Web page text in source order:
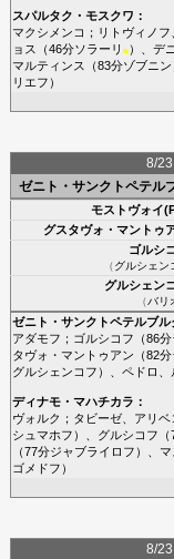
スパルタク・モスクワ ：
マクシメンコ ； リトヴィノフ
ョス
（46分ソラーリ ■）、 デ
マルティンス
（83分ゾブニン
リエフ ）
8/23
ゼニト・サンクトペテル
モストヴォイ
グスタヴォ・マントゥ
ゴルシ
（グルシェン
グルシェン
（バリ
ゼニト・サンクトペテルブル
アダモフ ； ゴルシコフ （86分
タヴォ・マントゥアン （82分
グルシェンコフ ）、 ペドロ
ディナモ・マハチカラ ：
ヴォルク ； タビーゼ、 アリベ
シュマホフ ）、 グルシコフ
（77分ジャブライロフ ）、 マ
ゴメドフ ）
8/23